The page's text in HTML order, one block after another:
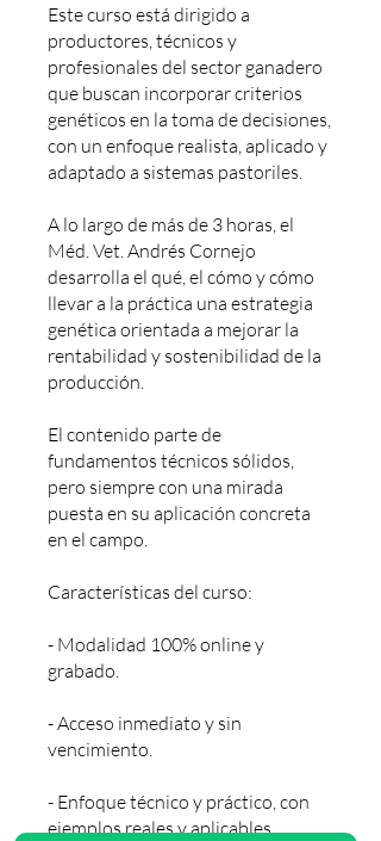
Este curso está dirigido a
productores, técnicos y
profesionales del sector ganadero
que buscan incorporar criterios
genéticos en la toma de decisiones,
con un enfoque realista, aplicado y
adaptado a sistemas pastoriles.
A lo largo de más de 3 horas, el
Méd. Vet. Andrés Cornejo
desarrolla el qué, el cómo y cómo
llevar a la práctica una estrategia
genética orientada a mejorar la
rentabilidad y sostenibilidad de la
producción.
El contenido parte de
fundamentos técnicos sólidos,
pero siempre con una mirada
puesta en su aplicación concreta
en el campo.
Características del curso:
- Modalidad 100% online y
grabado.
- Acceso inmediato y sin
vencimiento.
- Enfoque técnico y práctico, con
ejemplos reales y aplicables.